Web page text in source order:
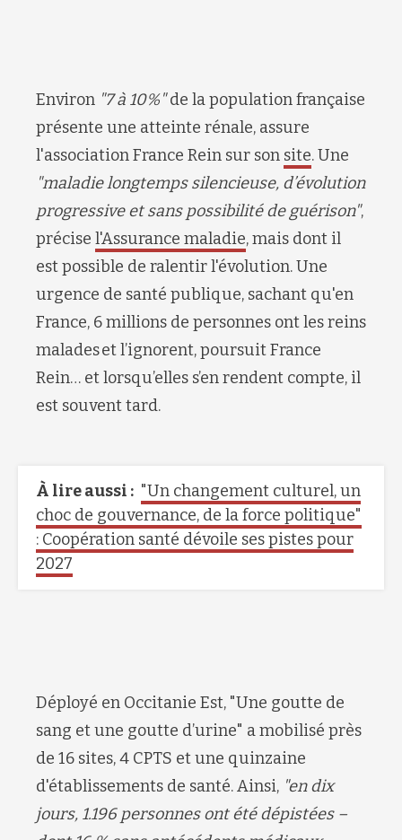
Environ "7 à 10%"de la population française
présente une atteinte rénale, assure
l'association France Rein sur son site. Une
"maladie longtemps silencieuse, d’évolution
progressive et sans possibilité de guérison",
précise l'Assurance maladie,mais dont il
est possible de ralentir l'évolution.Une
urgence de santé publique, sachant qu'en
France, 6 millions de personnes ontles reins
malades et l’ignorent, poursuitFrance
Rein… et lorsqu’elles s’en rendent compte, il
est souvent tard.
À lire aussi : "Un changement culturel, un
choc de gouvernance, de la force politique"
: Coopération santé dévoile ses pistes pour
2027
Déployé en Occitanie Est, "Une goutte de
sang et une goutte d’urine" a mobilisé près
de 16 sites, 4 CPTS et une quinzaine
d'établissements de santé. Ainsi, "endix
jours, 1.196 personnes ont été dépistées –